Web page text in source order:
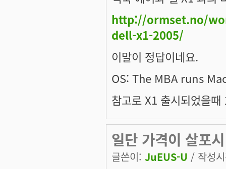
http://ormset.no/
dell-x1-2005/
이말이 정답이네요.
OS: The MBA runs
참고로 X1 출시되었을
일단 가격이 살포시
글쓴이: JuEUS-U / 작성